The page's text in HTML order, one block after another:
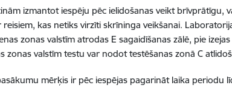
izmantot iespēju pēc ielidošanas veikt brīvprātīgu,
reisiem, kas netiks virzīti skrīninga veikšanai.
zonas valstīm atrodas E sagaidīšanas zālē, pie
zonas valstīm testu var nodot testēšanas zonā C
mērķis ir pēc iespējas pagarināt laika periodu